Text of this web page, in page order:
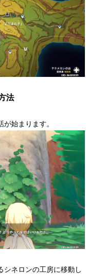
法
始まります。
シネロンの工房に移動し